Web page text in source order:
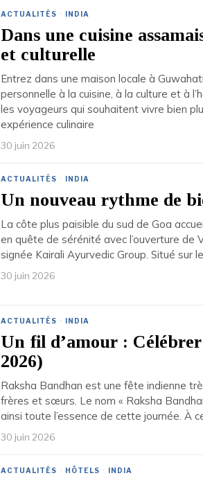
ACTUALITÉS · INDIA
Dans une cuisine
et culturelle
Entrez dans une maison locale à
personnelle à la cuisine, à la culture et à
les voyageurs qui souhaitent vivre bien
expérience culinaire
30 juin 2026
ACTUALITÉS · INDIA
Un nouveau rythme de
La côte plus paisible du sud de Goa
en quête de sérénité avec l’ouverture
signée Kairali Ayurvedic Group. Situé sur
30 juin 2026
ACTUALITÉS · INDIA
Un fil d’amour :
2026)
Raksha Bandhan est une fête indienne
frères et sœurs. Le nom « Raksha
ainsi toute l’essence de cette journée. À
30 juin 2026
ACTUALITÉS · HÔTELS · INDIA